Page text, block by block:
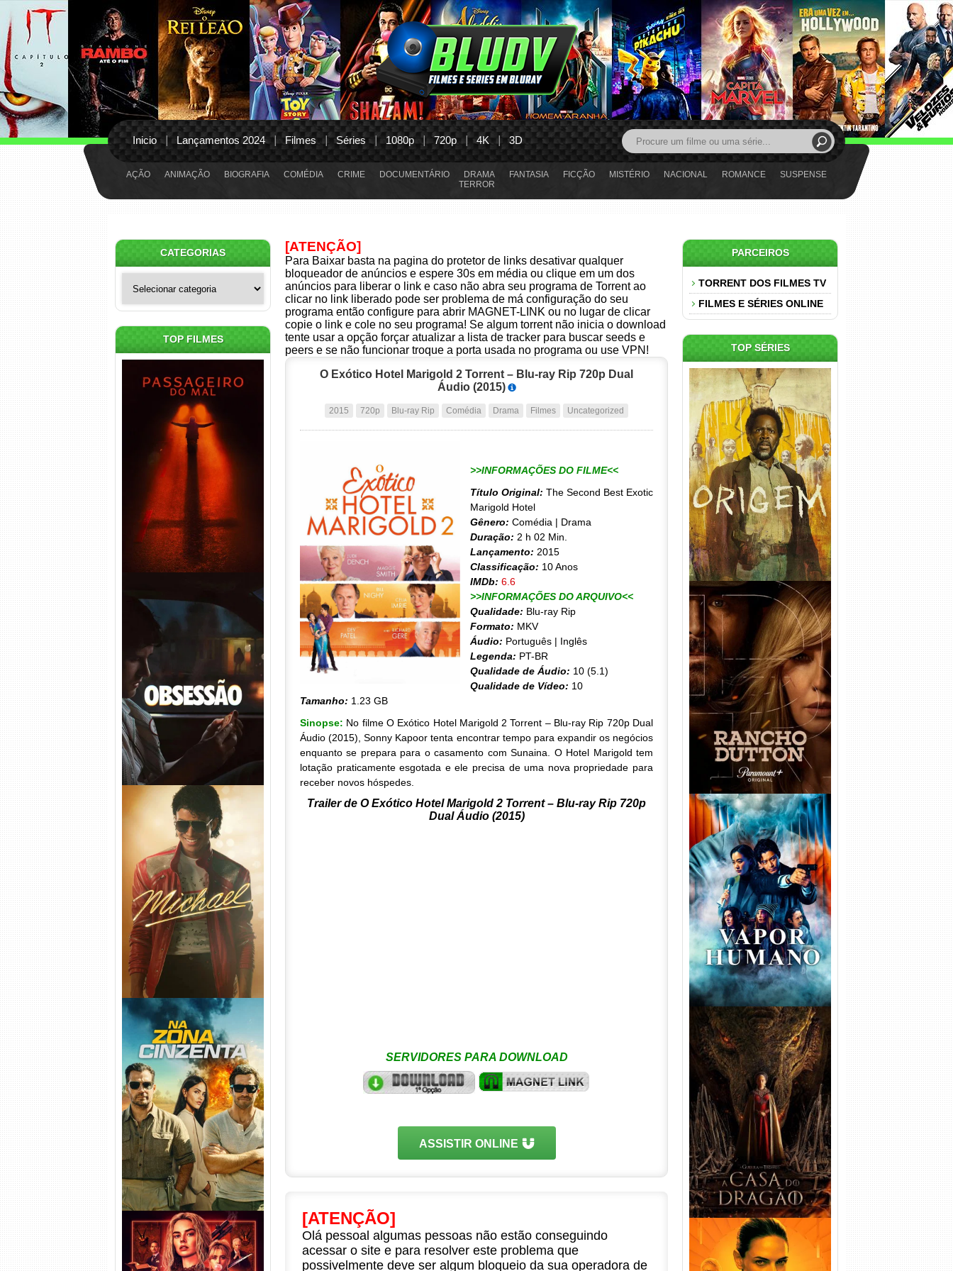
Inicio Lançamentos 2024 Filmes Séries 1080p 720p 4K 3D
AÇÃO ANIMAÇÃO BIOGRAFIA COMÉDIA CRIME DOCUMENTÁRIO DRAMA FANTASIA FICÇÃO MISTÉRIO NACIONAL ROMANCE
SUSPENSE
TERROR
[ATENÇÃO]
Para Baixar basta na pagina do protetor de links desativar qualquer
bloqueador de anúncios e espere 30s em média ou clique em um dos
anúncios para liberar o link e caso não abra seu programa de Torrent ao
clicar no link liberado pode ser problema de má configuração do seu
programa então configure para abrir MAGNET-LINK ou no lugar de clicar
copie o link e cole no seu programa! Se algum torrent não inicia o download
tente usar a opção forçar atualizar a lista de tracker para buscar seeds e
peers e se não funcionar troque a porta usada no programa ou use VPN!
O Exótico Hotel Marigold 2 Torrent – Blu-ray Rip 720p Dual
Áudio (2015)
2015 720p Blu-ray Rip Comédia Drama Filmes Uncategorized
>>INFORMAÇÕES DO FILME<<
Título Original: The Second Best Exotic
Marigold Hotel
Gênero: Comédia | Drama
Duração: 2 h 02 Min.
Lançamento: 2015
Classificação: 10 Anos
IMDb: 6.6
>>INFORMAÇÕES DO ARQUIVO<<
Qualidade: Blu-ray Rip
Formato: MKV
Áudio: Português | Inglês
Legenda: PT-BR
Qualidade de Áudio: 10 (5.1)
Qualidade de Vídeo: 10
Tamanho: 1.23 GB
Sinopse: No filme O Exótico Hotel Marigold 2 Torrent – Blu-ray Rip 720p Dual
Áudio (2015), Sonny Kapoor tenta encontrar tempo para expandir os negócios
enquanto se prepara para o casamento com Sunaina. O Hotel Marigold tem
lotação praticamente esgotada e ele precisa de uma nova propriedade para
receber novos hóspedes.
Trailer de O Exótico Hotel Marigold 2 Torrent – Blu-ray Rip 720p
Dual Áudio (2015)
SERVIDORES PARA DOWNLOAD
ASSISTIR ONLINE
[ATENÇÃO]
Olá pessoal algumas pessoas não estão conseguindo
acessar o site e para resolver este problema que
possivelmente deve ser algum bloqueio da sua operadora de
CATEGORIAS
TOP FILMES
Passageiro do Mal Torrent
(2026) WEB-DL 1080p Dual
Áudio
Obsessão Torrent (2026)
WEB-DL 1080p/4K Dual
Áudio
Michael Torrent (2026) WEB-
DL 1080p/4K Dual Áudio
Na Zona Cinzenta Torrent
(2026) WEB-DL 1080p/4K
Dual Áudio
PARCEIROS
TORRENT DOS FILMES TV
FILMES E SÉRIES ONLINE
TOP SÉRIES
Origem 4ª Temporada Torrent
(2026) WEB-DL 1080p/4K
Dual Áudio
Rancho Dutton 1ª
Temporada Torrent (2026)
WEB-DL 1080p Dual Áudio
Vapor Humano 1ª Temporada
Torrent (2026) WEB-DL 1080p
Dual Áudio
A Casa do Dragão 1ª
Temporada Torrent (2022)
WEB-DL 720p/1080p Dual
Áudio